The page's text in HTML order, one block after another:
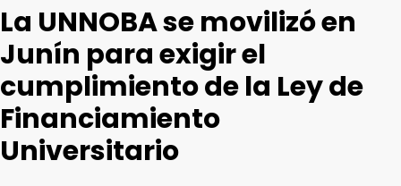
La UNNOBA se movilizó en
Junín para exigir el
cumplimiento de la Ley de
Financiamiento
Universitario